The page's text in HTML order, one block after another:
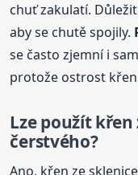
chuť zakulatí.
aby se chutě spojily.
se často zjemní i
protože ostrost
Lze použít
čerstvého?
Ano, křen ze